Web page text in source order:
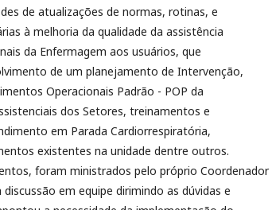
de atualizações de normas, rotinas, e
à melhoria da qualidade da assistência
da Enfermagem aos usuários, que
de um planejamento de Intervenção,
Operacionais Padrão - POP da
dos Setores, treinamentos e
em Parada Cardiorrespiratória,
existentes na unidade dentre outros.
foram ministrados pelo próprio Coordenador
em equipe dirimindo as dúvidas e